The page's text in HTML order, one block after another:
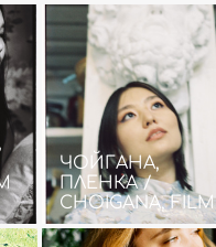
ЧОЙГАНА,
ПЛЕНКА /
CHOIGANA, FILM